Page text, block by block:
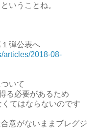
いうことね。
弾公表へ
articles/2018-08-
いて
る必要があるため
てはならないのです
意がないままブレグジ